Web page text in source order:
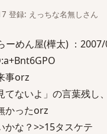
登録: えっちな名無しさん
ーめん屋(樺太) ：
事orz
てないよ」の言葉残し
かったorz
かな？>>15タスケテ